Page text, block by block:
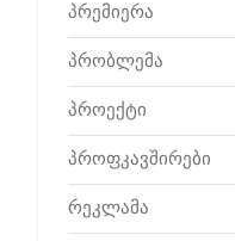
პრემიერა
პრობლემა
პროექტი
პროფკავშირები
რეკლამა